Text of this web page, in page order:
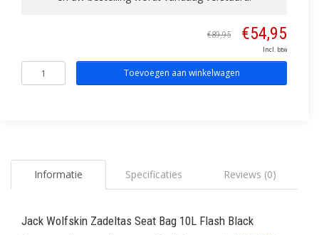
€89,95 €54,95
Incl. btw
Toevoegen aan winkelwagen
Informatie Specificaties Reviews (0)
Jack Wolfskin Zadeltas Seat Bag 10L Flash Black